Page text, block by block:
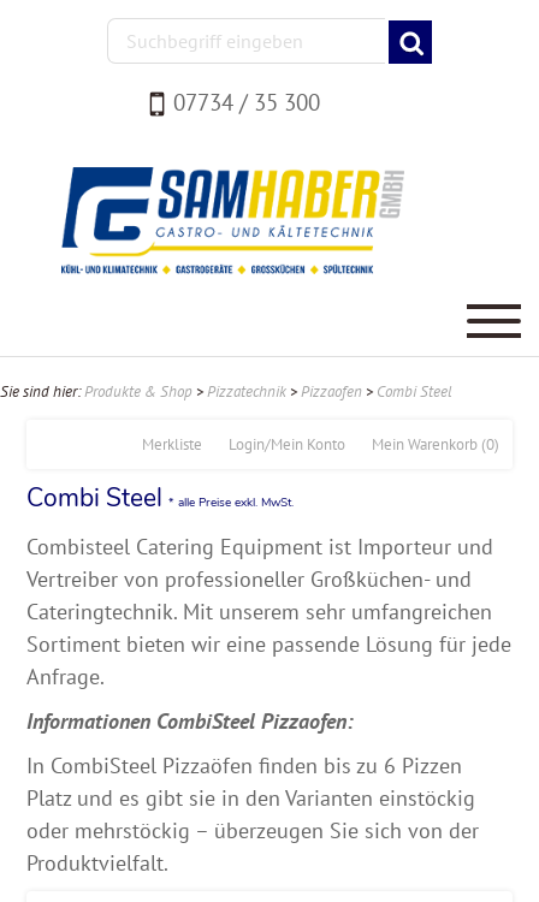
07734 / 35 300
Sie sind hier:Produkte & Shop >Pizzatechnik >Pizzaofen > Combi Steel
Mein Warenkorb (0)
Login/Mein Konto
Merkliste
Combi Steel * alle Preise exkl. MwSt.
Combisteel Catering Equipment ist Importeur und
Vertreiber von professioneller Großküchen- und
Cateringtechnik. Mit unserem sehr umfangreichen
Sortiment bieten wir eine passende Lösung für jede
Anfrage.
Informationen CombiSteel Pizzaofen:
In CombiSteel Pizzaöfen finden bis zu 6 Pizzen
Platz und es gibt sie in den Varianten einstöckig
oder mehrstöckig – überzeugen Sie sich von der
Produktvielfalt.